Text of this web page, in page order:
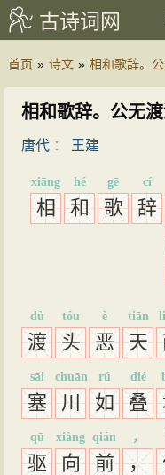
古诗词网
首页 » 诗文 » 相和歌辞。
相和歌辞。公无
唐代 ： 王建
相
xiāng
和
hé
歌
gē
辞
cí
渡
dù
头
tóu
恶
è
天
tiān
塞
sāi
川
chuān
如
rú
叠
dié
驱
qū
向
xiàng
前
qián
，
，